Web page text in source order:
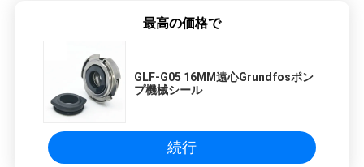
最高の価格で
GLF-G05 16MM遠心Grundfosポン
プ機械シール
続行